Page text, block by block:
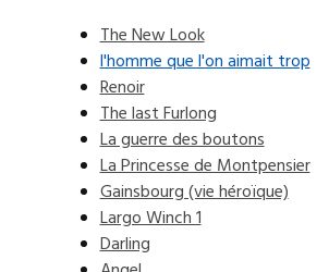
The New Look
l'homme que l'on aimait trop
Renoir
The last Furlong
La guerre des boutons
La Princesse de Montpensier
Gainsbourg (vie héroïque)
Largo Winch 1
Darling